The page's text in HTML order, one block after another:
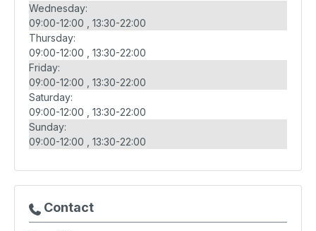
Wednesday:
09:00-12:00
13:30-22:00
Thursday:
09:00-12:00
13:30-22:00
Friday:
09:00-12:00
13:30-22:00
Saturday:
09:00-12:00
13:30-22:00
Sunday:
09:00-12:00
13:30-22:00
Contact